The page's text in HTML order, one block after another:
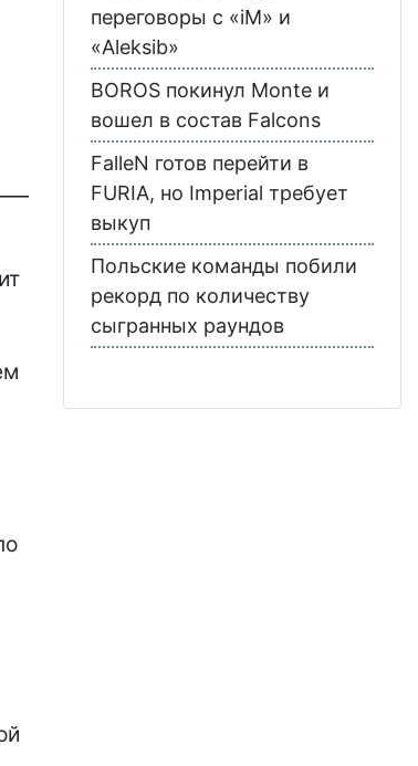
—
переговоры с «iM» и
«Aleksib»
BOROS покинул Monte и
вошел в состав Falcons
FalleN готов перейти в
FURIA, но Imperial требует
выкуп
Польские команды побили
рекорд по количеству
сыгранных раундов